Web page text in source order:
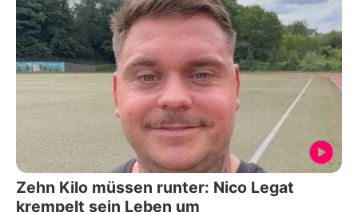
Zehn Kilo müssen runter: Nico Legat
krempelt sein Leben um